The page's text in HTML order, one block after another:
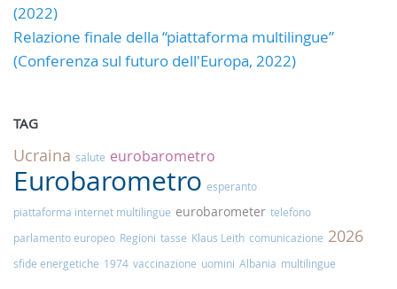
(2022)
Relazione finale della “piattaforma multilingue”
(Conferenza sul futuro dell'Europa, 2022)
TAG
Ucraina salute eurobarometro
Eurobarometro esperanto
piattaforma internet multilingue eurobarometer telefono
parlamento europeo Regioni tasse Klaus Leith comunicazione 2026
sfide energetiche 1974 vaccinazione uomini Albania multilingue